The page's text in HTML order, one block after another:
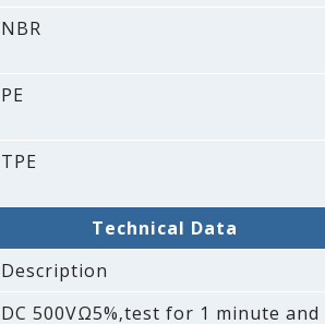
NBR
PE
TPE
Technical Data
Description
DC 500VΩ5%‚test for 1 minute